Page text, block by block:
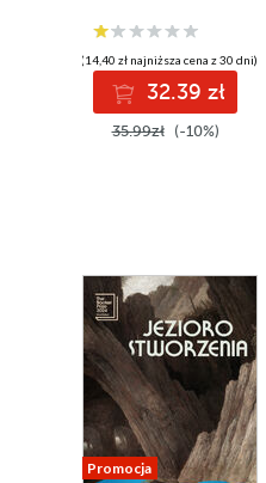
(14,40 zł najniższa cena z 30 dni)
32.39 zł
35.99zł (-10%)
Promocja